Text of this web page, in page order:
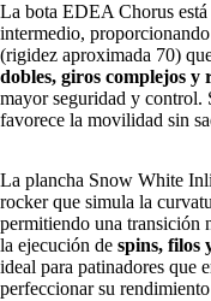
La bota EDEAChorus está
intermedio,
(rigidez aproximada 70)
dobles, giros complejos y
mayor seguridad y control.
favorece la movilidad sin
La plancha Snow White
rocker que simula la
permitiendo una transición
la ejecución de spins, filos
ideal para patinadores que
perfeccionar su